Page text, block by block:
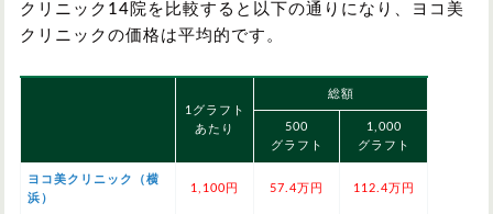
クリニック14院を比較すると以下の通りになり、ヨコ美
クリニックの価格は平均的です。
1グラフト
あたり
総額
500
グラフト
1,000
グラフト
ヨコ美クリニック（横
浜）
1,100円 57.4万円 112.4万円